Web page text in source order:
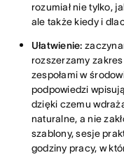
rozumiał nie tylko,
ale także kiedy i
Ułatwienie:
rozszerzamy
zespołami w
podpowiedzi
dzięki czemu
naturalne, a nie
szablony, sesje
godziny pracy, w